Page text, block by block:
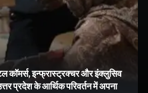
कॉमर्स, इन्फ्रास्ट्रक्चर और इंक्लुसिव
प्रदेश के आर्थिक परिवर्तन में अपना